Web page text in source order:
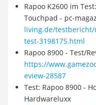
Rapoo K2600 im
Touchpad - pc-
living.de/
test-3198175.html
Rapoo 8900 - Test/
https://
eview-28587
Test: Rapoo 8900 -
Hardwareluxx